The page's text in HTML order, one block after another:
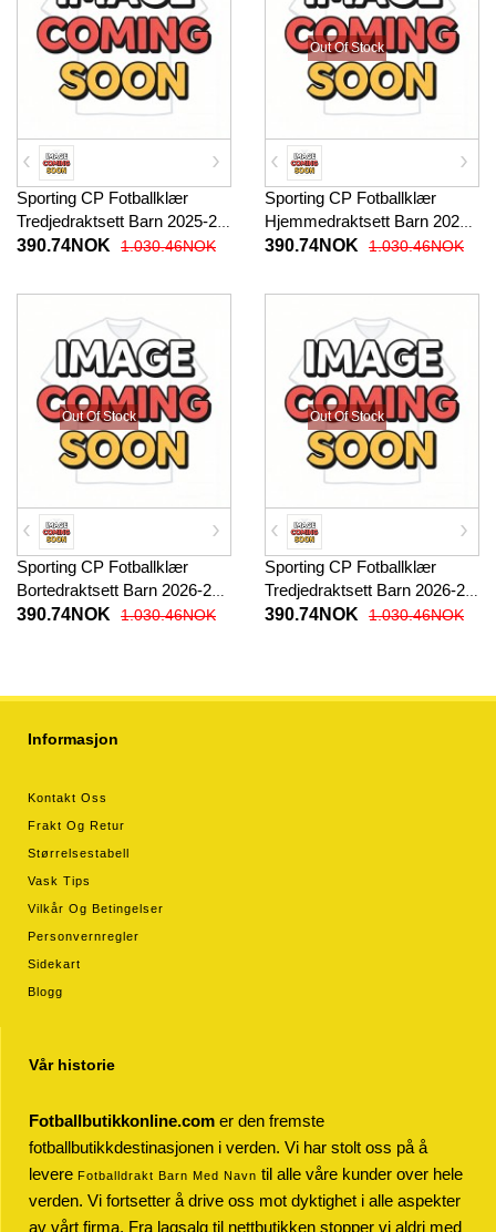
Sporting CP Fotballklær
Tredjedraktsett Barn 2025-26
Kortermet (+ korte bukser)
390.74NOK 1.030.46NOK
Out Of Stock
Sporting CP Fotballklær
Hjemmedraktsett Barn 2026-
27 Kortermet (+ korte bukser)
390.74NOK 1.030.46NOK
Out Of Stock
Sporting CP Fotballklær
Bortedraktsett Barn 2026-27
Kortermet (+ korte bukser)
390.74NOK 1.030.46NOK
Out Of Stock
Sporting CP Fotballklær
Tredjedraktsett Barn 2026-27
Kortermet (+ korte bukser)
390.74NOK 1.030.46NOK
Informasjon
Kontakt Oss
Frakt Og Retur
Størrelsestabell
Vask Tips
Vilkår Og Betingelser
Personvernregler
Sidekart
Blogg
Vår historie
Fotballbutikkonline.com er den fremste
fotballbutikkdestinasjonen i verden. Vi har stolt oss på å
levere Fotballdrakt Barn Med Navn til alle våre kunder over hele
verden. Vi fortsetter å drive oss mot dyktighet i alle aspekter
av vårt firma. Fra lagsalg til nettbutikken stopper vi aldri med